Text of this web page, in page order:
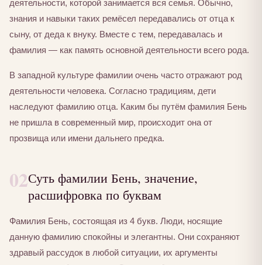
деятельности, которой занимается вся семья. Обычно,
знания и навыки таких ремёсел передавались от отца к
сыну, от деда к внуку. Вместе с тем, передавалась и
фамилия — как память основной деятельности всего рода.
В западной культуре фамилии очень часто отражают род
деятельности человека. Согласно традициям, дети
наследуют фамилию отца. Каким бы путём фамилия Бень
не пришла в современный мир, происходит она от
прозвища или имени дальнего предка.
02Суть фамилии Бень, значение,
расшифровка по буквам
Фамилия Бень, состоящая из 4 букв. Люди, носящие
данную фамилию спокойны и элегантны. Они сохраняют
здравый рассудок в любой ситуации, их аргументы